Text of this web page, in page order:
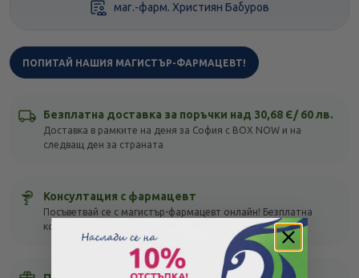
маг.-фарм. Християн Бабуров
ПОПИТАЙ НАШИЯ МАГИСТЪР-ФАРМАЦЕВТ!
Безплатна доставка за поръчки над 30,68 Є/ 60 лв.
Доставка в рамките на деня за София с BOX NOW и на
следващ ден за страната
Консултация с фармацевт
Посъветвай се с магистър-фармацевт онлайн! Безплатна
консултация с отговор до 1 час!